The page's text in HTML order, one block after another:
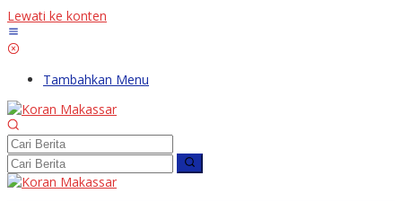
Lewati ke konten
Tambahkan Menu